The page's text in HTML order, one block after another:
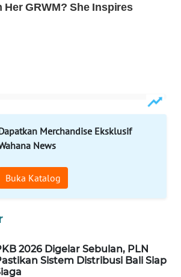
Merchandise Eksklusif
News
Buka Katalog
2026 Digelar Sebulan, PLN
Sistem Distribusi Bali Siap